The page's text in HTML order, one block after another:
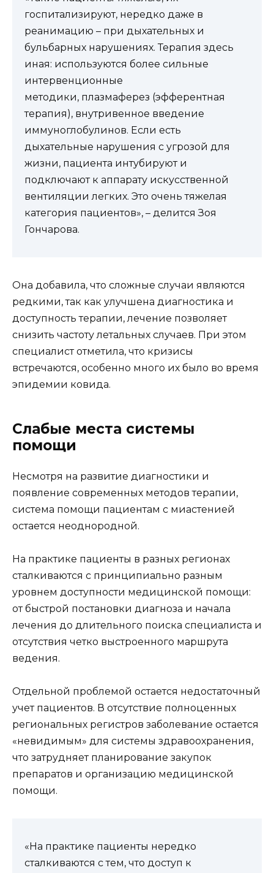
госпитализируют, нередко даже в
реанимацию – при дыхательных и
бульбарных нарушениях. Терапия здесь
иная: используются более сильные
интервенционные
методики, плазмаферез (эфферентная
терапия), внутривенное введение
иммуноглобулинов. Если есть
дыхательные нарушения с угрозой для
жизни, пациента интубируют и
подключают к аппарату искусственной
вентиляции легких. Это очень тяжелая
категория пациентов», – делится Зоя
Гончарова.
Она добавила, что сложные случаи являются
редкими, так как улучшена диагностика и
доступность терапии, лечение позволяет
снизить частоту летальных случаев. При этом
специалист отметила, что кризисы
встречаются, особенно много их было во время
эпидемии ковида.
Слабые места системы
помощи
Несмотря на развитие диагностики и
появление современных методов терапии,
система помощи пациентам с миастенией
остается неоднородной.
На практике пациенты в разных регионах
сталкиваются с принципиально разным
уровнем доступности медицинской помощи:
от быстрой постановки диагноза и начала
лечения до длительного поиска специалиста и
отсутствия четко выстроенного маршрута
ведения.
Отдельной проблемой остается недостаточный
учет пациентов. В отсутствие полноценных
региональных регистров заболевание остается
«невидимым» для системы здравоохранения,
что затрудняет планирование закупок
препаратов и организацию медицинской
помощи.
«На практике пациенты нередко
сталкиваются с тем, что доступ к